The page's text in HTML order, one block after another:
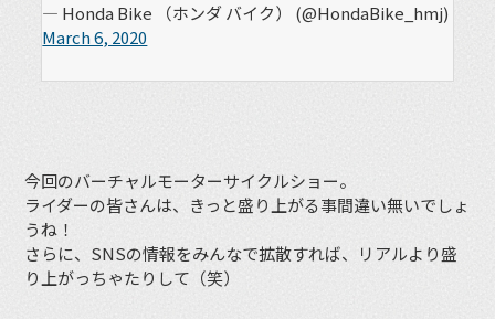
— Honda Bike （ホンダ バイク） (@HondaBike_hmj)
March 6, 2020
今回のバーチャルモーターサイクルショー。
ライダーの皆さんは、きっと盛り上がる事間違い無いでしょ
うね！
さらに、SNSの情報をみんなで拡散すれば、リアルより盛
り上がっちゃたりして（笑）